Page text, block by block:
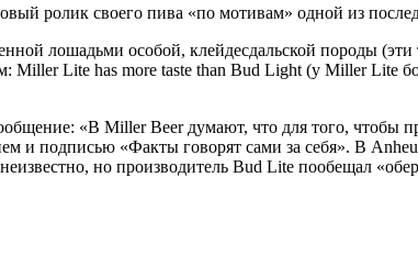
ролик своего пива «по мотивам» одной из
лошадьми особой, клейдесдальской породы
Miller Lite has more taste than Bud Light (у Miller Lite
«В Miller Beer думают, что для того, чтобы
и подписью «Факты говорят сами за себя». В
но производитель Bud Lite пообещал